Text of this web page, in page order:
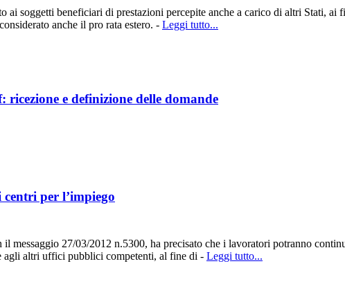
soggetti beneficiari di prestazioni percepite anche a carico di altri Stati, ai
anche il pro rata estero. - Leggi tutto...
e definizione delle domande
per l’impiego
messaggio 27/03/2012 n.5300, ha precisato che i lavoratori potranno
agli altri uffici pubblici competenti, al fine di - Leggi tutto...